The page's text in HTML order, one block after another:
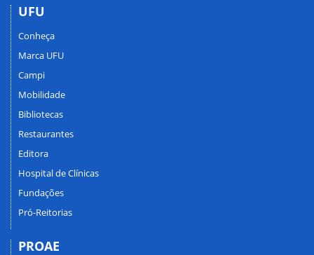
UFU
Conheça
Marca UFU
Campi
Mobilidade
Bibliotecas
Restaurantes
Editora
Hospital de Clínicas
Fundações
Pró-Reitorias
PROAE